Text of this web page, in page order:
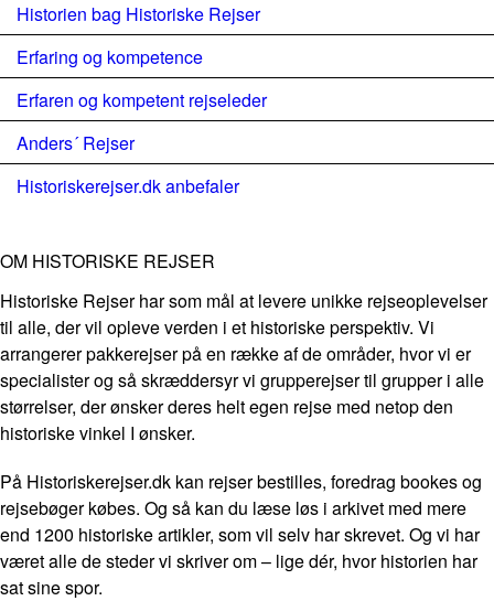
Historien bag Historiske Rejser
Erfaring og kompetence
Erfaren og kompetent rejseleder
Anders´ Rejser
Historiskerejser.dk anbefaler
OM HISTORISKE REJSER
Historiske Rejser har som mål at levere unikke rejseoplevelser
til alle, der vil opleve verden i et historiske perspektiv. Vi
arrangerer pakkerejser på en række af de områder, hvor vi er
specialister og så skræddersyr vi grupperejser til grupper i alle
størrelser, der ønsker deres helt egen rejse med netop den
historiske vinkel I ønsker.
På Historiskerejser.dk kan rejser bestilles, foredrag bookes og
rejsebøger købes. Og så kan du læse løs i arkivet med mere
end 1200 historiske artikler, som vil selv har skrevet. Og vi har
været alle de steder vi skriver om – lige dér, hvor historien har
sat sine spor.